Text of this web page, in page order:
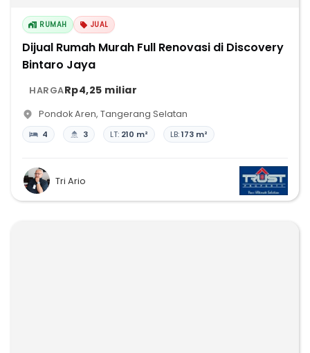
RUMAH JUAL
Dijual Rumah Murah Full Renovasi di Discovery
Bintaro Jaya
HARGARp4,25 miliar
Pondok Aren, Tangerang Selatan
4 3 LT: 210 m² LB:173 m²
Tri Ario